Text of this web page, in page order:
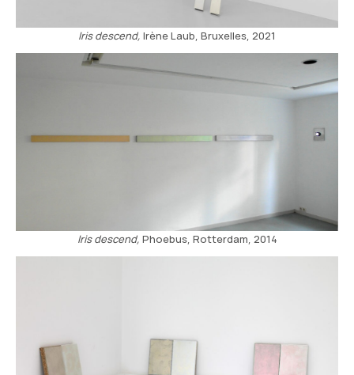
Iris descend, Irène Laub, Bruxelles, 2021
Iris descend, Phoebus, Rotterdam, 2014